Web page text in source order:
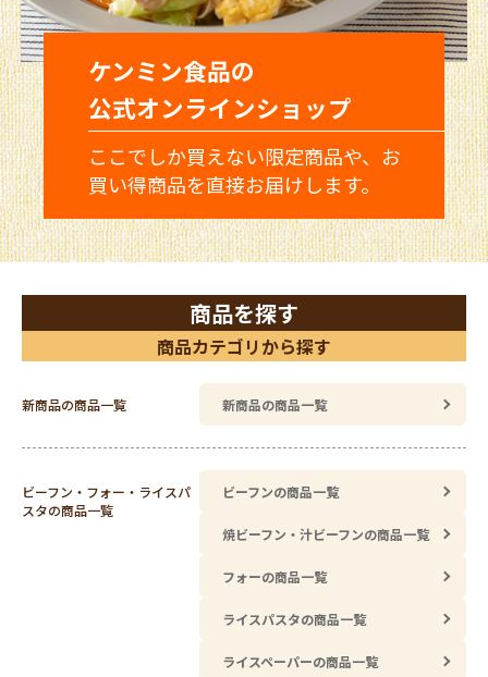
ケンミン食品の
公式オンラインショップ
ここでしか買えない限定商品や、お
買い得商品を直接お届けします。
商品を探す
商品カテゴリから探す
新商品の商品一覧 新商品の商品一覧
ビーフン・フォー・ライスパ
スタの商品一覧
ビーフンの商品一覧
焼ビーフン・汁ビーフンの商品一覧
フォーの商品一覧
ライスパスタの商品一覧
ライスペーパーの商品一覧